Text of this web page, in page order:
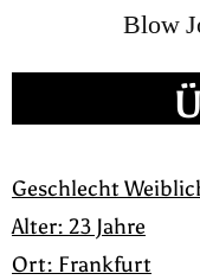
Geschlecht
Alter: 23 Jahre
Ort: Frankfurt